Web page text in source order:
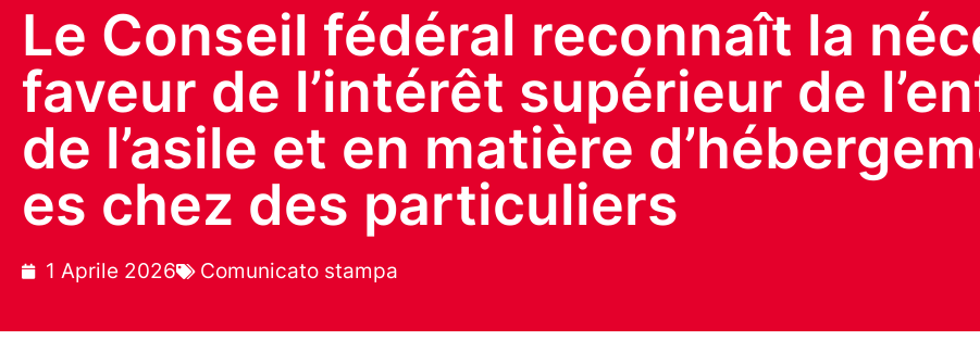
Le Conseil fédéral reconnaît la
faveur de l’intérêt supérieur de
de l’asile et en matière
es chez des particuliers
1 Aprile 2026 Comunicato stampa